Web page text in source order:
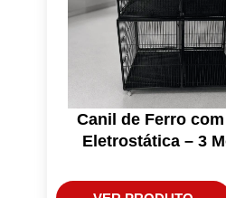
Canil de Ferro
Eletrostática – 3